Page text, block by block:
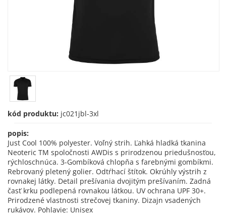
kód produktu: jc021jbl-3xl
popis:
Just Cool 100% polyester. Voľný strih. Ľahká hladká tkanina
Neoteric TM spoločnosti AWDis s prirodzenou priedušnosťou,
rýchloschnúca. 3-Gombíková chlopňa s farebnými gombíkmi.
Rebrovaný pletený golier. Odtŕhací štítok. Okrúhly výstrih z
rovnakej látky. Detail prešívania dvojitým prešívaním. Zadná
časť krku podlepená rovnakou látkou. UV ochrana UPF 30+.
Prirodzené vlastnosti strečovej tkaniny. Dizajn vsadených
rukávov. Pohlavie: Unisex